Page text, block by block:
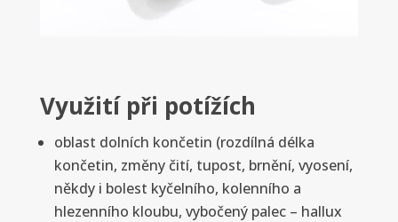
Využití při potížích
oblast dolních končetin (rozdílná délka
končetin, změny čití, tupost, brnění, vyosení,
někdy i bolest kyčelního, kolenního a
hlezenního kloubu, vybočený palec – hallux